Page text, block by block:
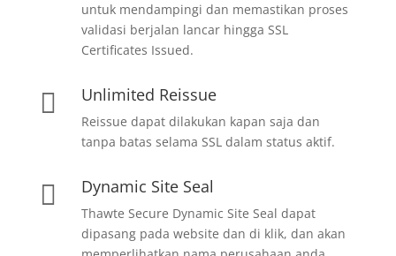
untuk mendampingi dan memastikan proses
validasi berjalan lancar hingga SSL
Certificates Issued.
 Unlimited Reissue
Reissue dapat dilakukan kapan saja dan
tanpa batas selama SSL dalam status aktif.
 Dynamic Site Seal
Thawte Secure Dynamic Site Seal dapat
dipasang pada website dan di klik, dan akan